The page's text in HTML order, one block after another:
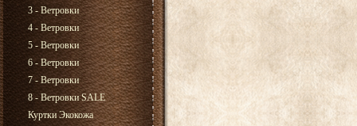
3 - Ветровки
4 - Ветровки
5 - Ветровки
6 - Ветровки
7 - Ветровки
8 - Ветровки SALE
Куртки Экокожа